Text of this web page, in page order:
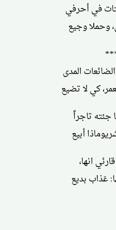
في أحرفي
وحملا وجيع
المدى
كي لا تضيع
تاجراً
أبيع
انها،
عَذاب بديع